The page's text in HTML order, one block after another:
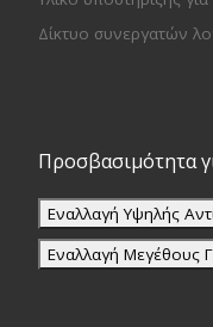
Δίκτυο συνεργατών
Προσβασιμότητα
Εναλλαγή Υψηλής
Εναλλαγή Μεγέθους